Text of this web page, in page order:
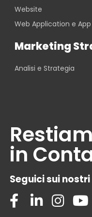
Website
Web Application e App
Marketing
Analisi e Strategia
in
Seguici sui